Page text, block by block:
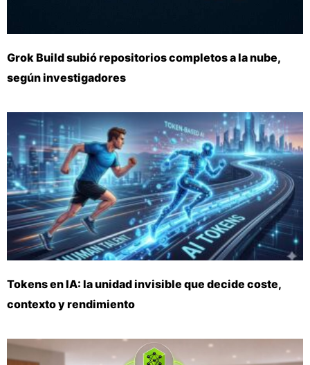
Grok Build subió repositorios completos a la nube,
según investigadores
Tokens en IA: la unidad invisible que decide coste,
contexto y rendimiento